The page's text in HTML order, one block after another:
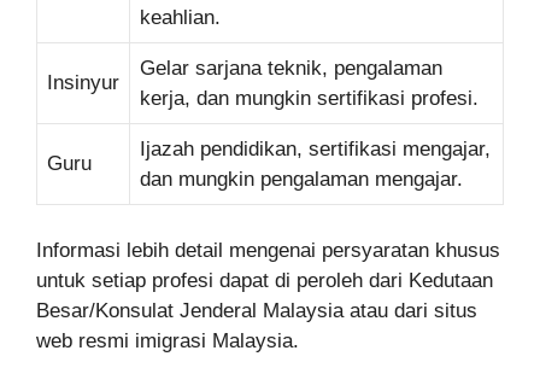
keahlian.
Insinyur
Gelar sarjana teknik, pengalaman
kerja, dan mungkin sertifikasi profesi.
Guru
Ijazah pendidikan, sertifikasi mengajar,
dan mungkin pengalaman mengajar.
Informasi lebih detail mengenai persyaratan khusus
untuk setiap profesi dapat di peroleh dari Kedutaan
Besar/Konsulat Jenderal Malaysia atau dari situs
web resmi imigrasi Malaysia.